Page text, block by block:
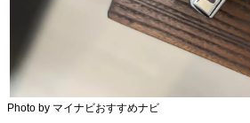
Photo by マイナビおすすめナビ